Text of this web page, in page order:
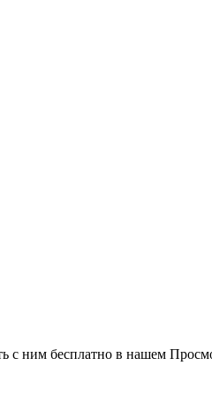
с ним бесплатно в нашем